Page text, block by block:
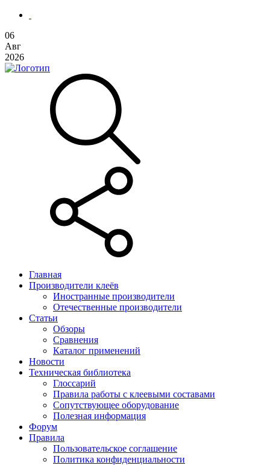
06
Авг
2026
Главная
Производители клеёв
Иностранные производители
Отечественные производители
Статьи
Обзоры
Сравнения
Каталог применений
Новости
Техническая библиотека
Глоссарий
Правила работы с клеевыми составами
Сопутствующее оборудование
Полезная информация
Форум
Правила
Пользовательское соглашение
Политика конфиденциальности